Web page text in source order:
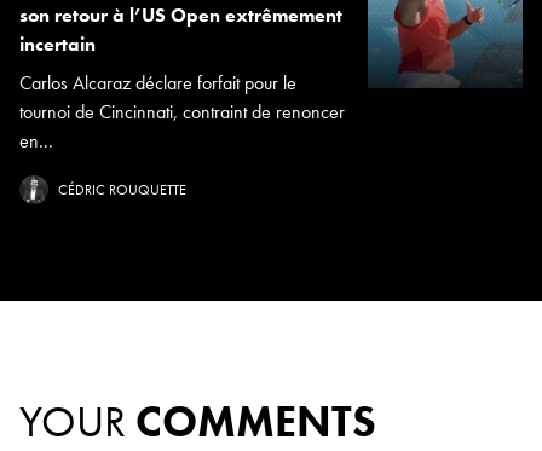
son retour à l’US Open extrêmement
incertain
Carlos Alcaraz déclare forfait pour le
tournoi de Cincinnati, contraint de renoncer
en...
CÉDRIC ROUQUETTE
YOUR COMMENTS